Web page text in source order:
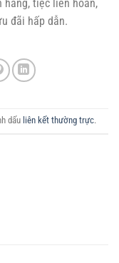
hàng, tiệc liên hoan,
đãi hấp dẫn.
dấu liên kết thường trực.